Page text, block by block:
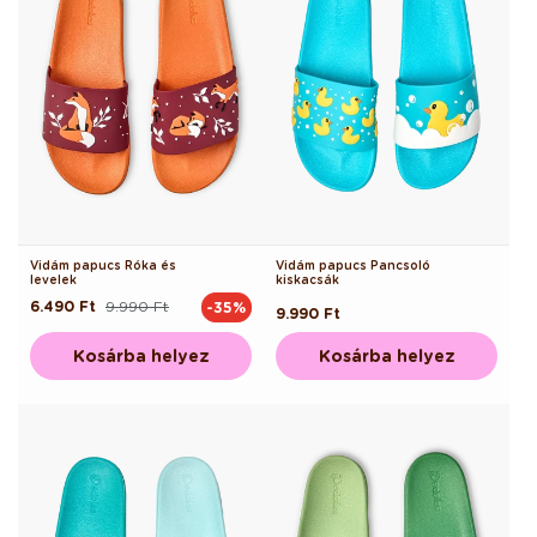
Vidám papucs Róka és
levelek
Normál
9.990 Ft
Akciós
6.490 Ft -35%
Kosárba helyez
Vidám papucs Pancsoló
kiskacsák
Normál
ár
9.990 Ft
Kosárba helyez